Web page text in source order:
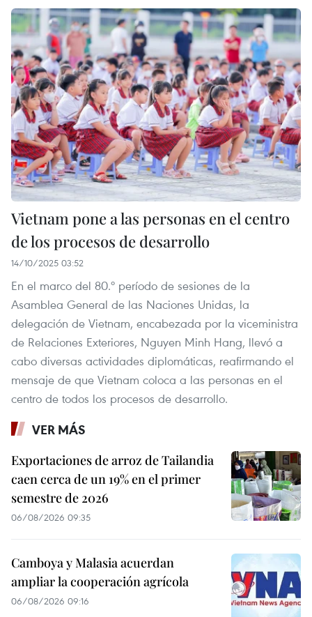
Vietnam pone a las personas en el centro
de los procesos de desarrollo
14/10/2025 03:52
En el marco del 80.º período de sesiones de la
Asamblea General de las Naciones Unidas, la
delegación de Vietnam, encabezada por la viceministra
de Relaciones Exteriores, Nguyen Minh Hang, llevó a
cabo diversas actividades diplomáticas, reafirmando el
mensaje de que Vietnam coloca a las personas en el
centro de todos los procesos de desarrollo.
VER MÁS
Exportaciones de arroz de Tailandia
caen cerca de un 19% en el primer
semestre de 2026
06/08/2026 09:35
Camboya y Malasia acuerdan
ampliar la cooperación agrícola
06/08/2026 09:16